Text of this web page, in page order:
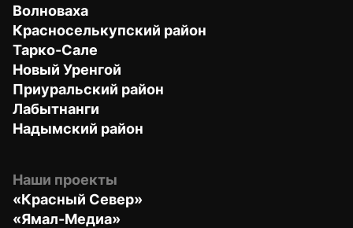
Волноваха
Красноселькупский район
Тарко-Сале
Новый Уренгой
Приуральский район
Лабытнанги
Надымский район
Наши проекты
«Красный Север»
«Ямал-Медиа»